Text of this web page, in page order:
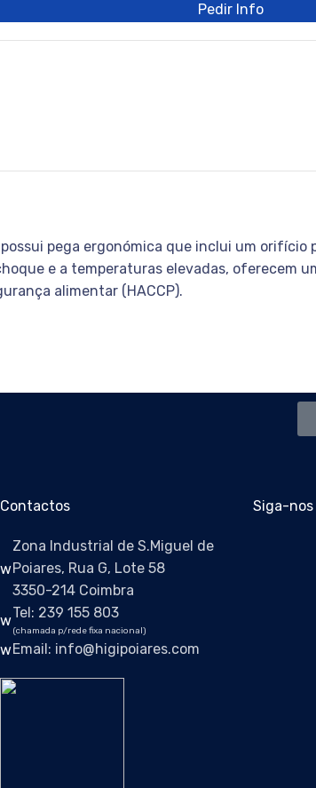
Pedir Info
pega ergonómica que inclui um orifício
e a temperaturas elevadas, oferecem
alimentar (HACCP).
Contactos
Zona Industrial de S.Miguel de
Poiares, Rua G, Lote 58
3350-214 Coimbra
Tel: 239 155 803
(chamada p/rede fixa nacional)
Email: info@higipoiares.com
Siga-nos